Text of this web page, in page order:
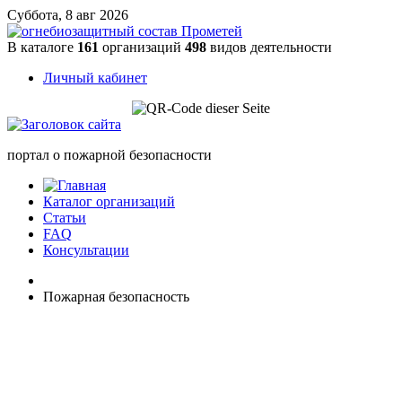
Суббота, 8 авг 2026
В каталоге 161 организаций 498 видов деятельности
Личный кабинет
портал о пожарной безопасности
Каталог организаций
Статьи
FAQ
Консультации
Пожарная безопасность